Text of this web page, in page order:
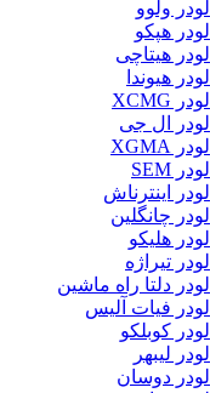
لودر ولوو
لودر هپکو
لودر هیتاچی
لودر هیوندا
لودر XCMG
لودر ال جی
لودر XGMA
لودر SEM
لودر اینترناش
لودر چانگلین
لودر هلیکو
لودر تیراژه
لودر دلتا راه ماشین
لودر فیات آلیس
لودر کوبلکو
لودر لیبهر
لودر دوسان